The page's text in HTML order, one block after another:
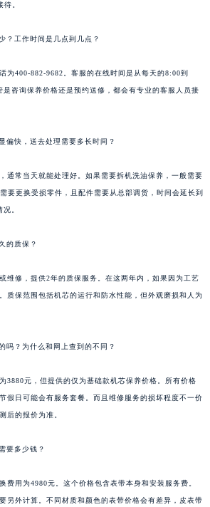
。
？工作时间是几点到几点？
为400-882-9682。客服的在线时间是从每天的8:00到
咨询保养价格还是预约送修，都会有专业的客服人员接
偏快，送去处理需要多长时间？
通常当天就能处理好。如果需要拆机洗油保养，一般需要
要更换受损零件，且配件需要从总部调货，时间会延长到
。
的质保？
维修，提供2年的质保服务。在这两年内，如果因为工艺
质保范围包括机芯的运行和防水性能，但外观磨损和人为
吗？为什么和网上查到的不同？
3880元，但提供的仅为基础款机芯保养价格。所有价格
假日可能会有服务套餐。而且维修服务的损坏程度不一价
后的报价为准。
要多少钱？
费用为4980元。这个价格包含表带本身和安装服务费。
另外计算。不同材质和颜色的表带价格会有差异，皮表带